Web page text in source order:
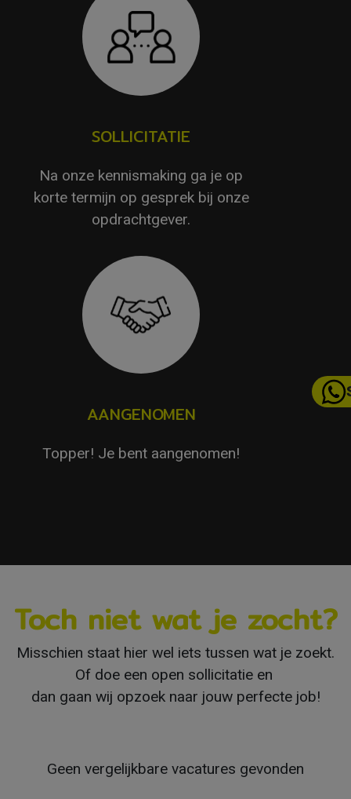
SOLLICITATIE
Na onze kennismaking ga je op
korte termijn op gesprek bij onze
opdrachtgever.
AANGENOMEN
Topper! Je bent aangenomen!
Toch niet wat je zocht?
Misschien staat hier wel iets tussen wat je zoekt.
Of doe een open sollicitatie en
dan gaan wij opzoek naar jouw perfecte job!
Geen vergelijkbare vacatures gevonden